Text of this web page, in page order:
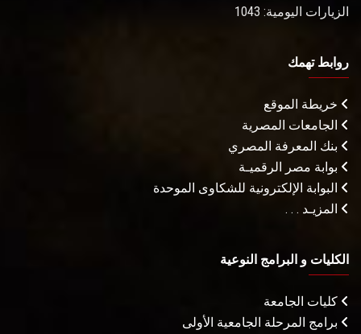
الزيارات اليومية: 1043
روابط تهمك
خريطة الموقع
الجامعات المصرية
بنك المعرفة المصري
بوابة مصر الرقميـة
البوابة الإلكترونية للشكاوى الموحدة
المزيـد . . .
الكليات و البرامج النوعية
كليات الجامعة
برامج المرحلة الجامعية الأولى